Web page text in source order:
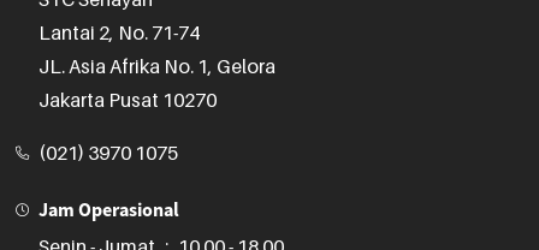
Lantai 2, No. 71-74
JL. Asia Afrika No. 1, Gelora
Jakarta Pusat 10270
Jam Operasional
(021) 3970 1075